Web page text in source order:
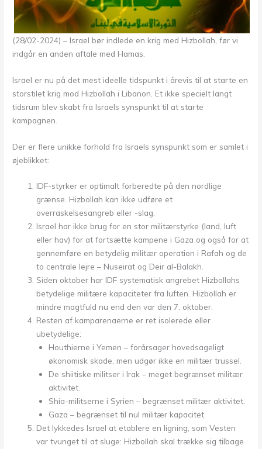
(28/02-2024) – Israel bør indlede en krig med Hizbollah, før vi
indgår en anden aftale med Hamas.
Israel er nu på det mest ideelle tidspunkt i årevis til at starte en
storstilet krig mod Hizbollah i Libanon. Et ikke specielt langt
tidsrum blev skabt fra Israels synspunkt til at starte
kampagnen.
Der er flere unikke forhold fra Israels synspunkt som er samlet i
øjeblikket:
IDF-styrker er optimalt forberedte på den nordlige
grænse. Hizbollah kan ikke udføre et
overraskelsesangreb eller -slag.
Israel har ikke brug for en stor militærstyrke (land, luft
eller hav) for at fortsætte kampene i Gaza og også for at
gennemføre en betydelig militær operation i Rafah og de
to centrale lejre – Nuseirat og Deir al-Balakh.
Siden oktober har IDF systematisk angrebet Hizbollahs
betydelige militære kapaciteter fra luften. Hizbollah er
mindre magtfuld nu end den var den 7. oktober.
Resten af kamparenaerne er ret isolerede eller
ubetydelige:
Houthierne i Yemen – forårsager hovedsageligt
økonomisk skade, men udgør ikke en militær trussel.
De shiitiske militser i Irak – meget begrænset militær
aktivitet.
Shia-militserne i Syrien – begrænset militær aktivitet.
Gaza – begrænset til nul militær kapacitet.
Det lykkedes Israel at etablere en ligning, som Vesten
var tvunget til at sluge: Hizbollah skal trække sig tilbage